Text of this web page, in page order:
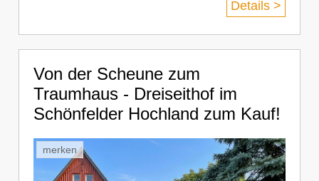
Details >
Von der Scheune zum
Traumhaus - Dreiseithof im
Schönfelder Hochland zum Kauf!
merken